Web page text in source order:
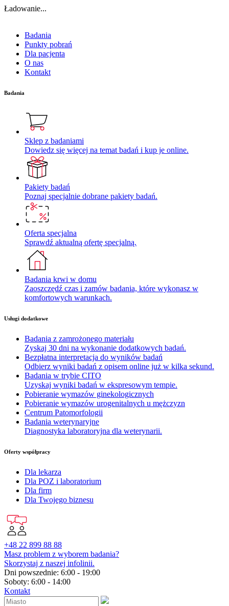
Ładowanie...
Badania
Punkty pobrań
Dla pacjenta
O nas
Kontakt
Badania
Sklep z badaniami
Dowiedz się więcej na temat badań i kup je online.
Pakiety badań
Poznaj specjalnie dobrane pakiety badań.
Oferta specjalna
Sprawdź aktualną ofertę specjalną.
Badania krwi w domu
Zaoszczędź czas i zamów badania, które wykonasz w
komfortowych warunkach.
Usługi dodatkowe
Badania z zamrożonego materiału
Zyskaj 30 dni na wykonanie dodatkowych badań.
Bezpłatna interpretacja do wyników badań
Odbierz wyniki badań z opisem online już w kilka sekund.
Badania w trybie CITO
Uzyskaj wyniki badań w ekspresowym tempie.
Pobieranie wymazów ginekologicznych
Pobieranie wymazów urogenitalnych u mężczyzn
Centrum Patomorfologii
Badania weterynaryjne
Diagnostyka laboratoryjna dla weterynarii.
Oferty współpracy
Dla lekarza
Dla POZ i laboratorium
Dla firm
Dla Twojego biznesu
+48 22 899 88 88
Masz problem z wyborem badania?
Skorzystaj z naszej infolinii.
Dni powszednie: 6:00 - 19:00
Soboty: 6:00 - 14:00
Kontakt